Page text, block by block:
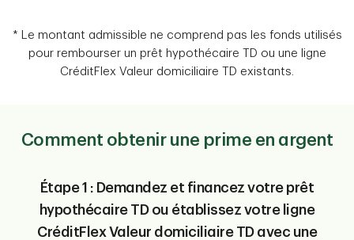
* Le montant admissible ne comprend pas les fonds utilisés
pour rembourser un prêt hypothécaire TD ou une ligne
CréditFlex Valeur domiciliaire TD existants.
Comment obtenir une prime en argent
Étape 1 : Demandez et financez votre prêt
hypothécaire TD ou établissez votre ligne
CréditFlex Valeur domiciliaire TD avec une